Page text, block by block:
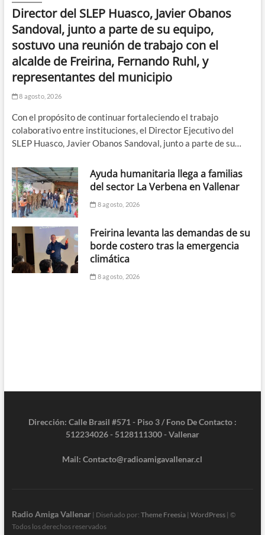
Director del SLEP Huasco, Javier Obanos
Sandoval, junto a parte de su equipo,
sostuvo una reunión de trabajo con el
alcalde de Freirina, Fernando Ruhl, y
representantes del municipio
8 agosto, 2026
Con el propósito de continuar fortaleciendo el trabajo
colaborativo entre instituciones, el Director Ejecutivo del
SLEP Huasco, Javier Obanos Sandoval, junto a parte de su…
Ayuda humanitaria llega a familias
del sector La Verbena en Vallenar
8 agosto, 2026
Freirina levanta las demandas de su
borde costero tras la emergencia
climática
8 agosto, 2026
Dirección: Calle Brasil #571 - Piso 3 / Fono De Contacto :
512234026 - 5128111300 - Vallenar
Mail: Contacto@radioamigavallenar.cl
Radio Amiga Vallenar| Diseñado por: Theme Freesia| WordPress| ©
Todos los derechos reservados